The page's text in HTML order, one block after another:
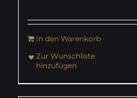
In den Warenkorb
Zur Wunschliste
hinzufügen